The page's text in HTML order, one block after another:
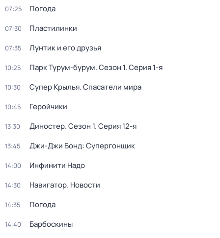
07:25 Погода
07:30 Пластилинки
07:35 Лунтик и его друзья
10:25 Парк Турум-бурум. Сезон 1. Серия 1-я
10:30 Супер Крылья. Спасатели мира
10:45 Геройчики
13:30 Диностер. Сезон 1. Серия 12-я
13:45 Джи-Джи Бонд: Супергонщик
14:00 Инфинити Надо
14:30 Навигатор. Новости
14:35 Погода
14:40 Барбоскины